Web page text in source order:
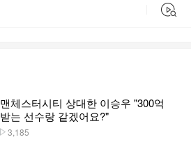
맨체스터시티 상대한 이승우 "300억
받는 선수랑 같겠어요?"
3,185